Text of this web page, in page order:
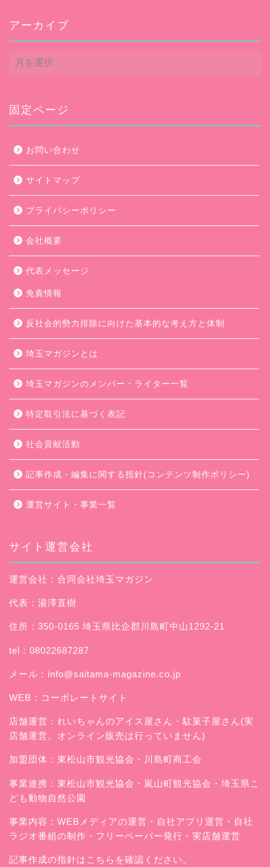
アーカイブ
ア
ー
ブ
固定ページ
お問い合わせ
サイトマップ
プライバシーポリシー
会社概要
代表メッセージ
免責情報
反社会的勢力排除に向けた基本的な考え方と体制
埼玉マガジンとは
埼玉マガジンのメンバー・ライター一覧
特定取引法に基づく表記
社会貢献活動
記事作成・編集に関する指針(コンテンツ制作ポリシー)
運営サイト・事業一覧
サイト運営会社
運営会社：合同会社埼玉マガジン
代表：湯澤直樹
住所：350-0165 埼玉県比企郡川島町中山1292-21
tel：08022687287
メール： info@saitama-magazine.co.jp
WEB： コーポレートサイト
店舗運営： れいちゃんのアイス屋さん ・駄菓子屋さん(実
店舗運営。オンライン販売は行っていません)
加盟団体：東松山市観光協会・川島町商工会
事業連携：東松山市観光協会・嵐山町観光協会・埼玉県こ
ども動物自然公園
事業内容：WEBメディアの運営・自社アプリ運営・自社
ラジオ番組の制作・フリーペーパー発行・実店舗運営
記事作成の指針はこちらを確認ください。